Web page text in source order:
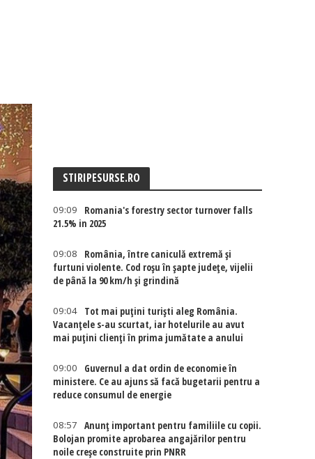
STIRIPESURSE.RO
09:09
Romania's forestry sector turnover falls
21.5% in 2025
09:08
România, între caniculă extremă și
furtuni violente. Cod roșu în șapte județe, vijelii
de până la 90 km/h și grindină
09:04
Tot mai puțini turiști aleg România.
Vacanțele s-au scurtat, iar hotelurile au avut
mai puțini clienți în prima jumătate a anului
09:00
Guvernul a dat ordin de economie în
ministere. Ce au ajuns să facă bugetarii pentru a
reduce consumul de energie
08:57
Anunț important pentru familiile cu copii.
Bolojan promite aprobarea angajărilor pentru
noile creșe construite prin PNRR